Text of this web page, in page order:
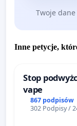
Twoje
Inne petycje,
Stop
vape
867 podpisów
302 Podpisy /